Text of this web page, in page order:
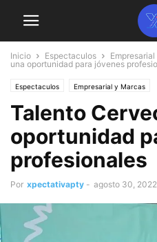
Inicio Espectaculos
una oportunidad para jóvenes
Espectaculos Empresarial y Marcas
Talento
oportunidad
profesionales
Por xpectativapty - agosto 30, 2022